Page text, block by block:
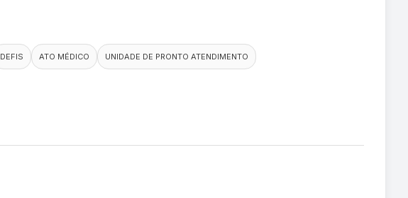
DEFIS ATO MÉDICO UNIDADE DE PRONTO ATENDIMENTO